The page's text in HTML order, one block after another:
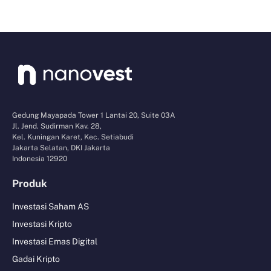
Gedung Mayapada Tower 1 Lantai 20, Suite 03A
Jl. Jend. Sudirman Kav. 28,
Kel. Kuningan Karet, Kec. Setiabudi
Jakarta Selatan, DKI Jakarta
Indonesia 12920
Produk
Investasi Saham AS
Investasi Kripto
Investasi Emas Digital
Gadai Kripto